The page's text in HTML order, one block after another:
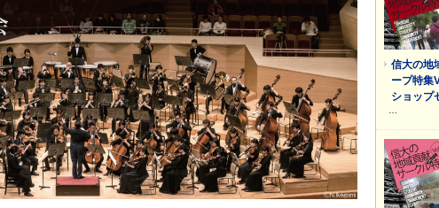
信大の地
ープ特集
ショップ